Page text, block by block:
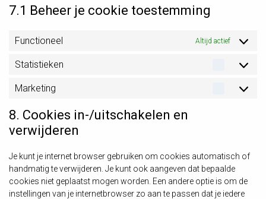
7.1 Beheer je cookie toestemming
Functioneel Altijd actief
Statistieken
Marketing
8. Cookies in-/uitschakelen en
verwijderen
Je kunt je internet browser gebruiken om cookies automatisch of
handmatig te verwijderen. Je kunt ook aangeven dat bepaalde
cookies niet geplaatst mogen worden. Een andere optie is om de
instellingen van je internetbrowser zo aan te passen dat je iedere